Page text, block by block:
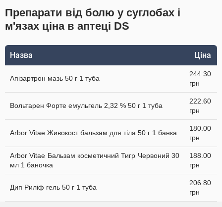
Препарати від болю у суглобах і
м'язах ціна в аптеці DS
Назва Ціна
Апізартрон мазь 50 г 1 туба
244.30
грн
Вольтарен Форте емульгель 2,32 % 50 г 1 туба
222.60
грн
Arbor Vitae Живокост бальзам для тіла 50 г 1 банка
180.00
грн
Arbor Vitae Бальзам косметичний Тигр Червоний 30
мл 1 баночка
188.00
грн
Дип Риліф гель 50 г 1 туба
206.80
грн